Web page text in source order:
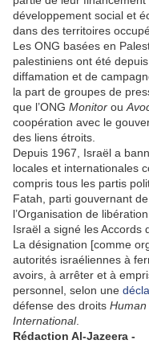
développement social et
dans des territoires
Les ONG basées en
palestiniens ont été
diffamation et de
la part de groupes de
que l’ONG Monitor ou
coopération avec le
des liens étroits.
Depuis 1967, Israël a
locales et internationales
compris tous les partis
Fatah, parti gouvernant
l’Organisation de
Israël a signé les Accords
La désignation [comme
autorités israéliennes à
avoirs, à arrêter et à
personnel, selon une
défense des droits Human
International.
Rédaction Al-Jazeera -